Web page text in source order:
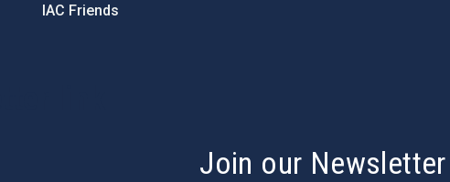
IAC Friends
Join our Newsletter